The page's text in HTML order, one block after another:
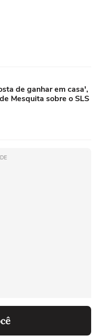
de ganhar em casa',
Mesquita sobre o SLS